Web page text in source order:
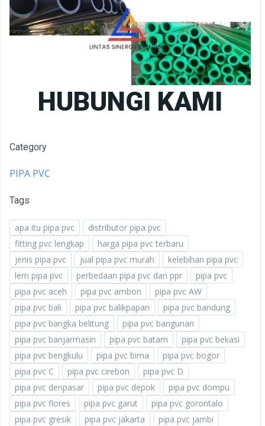
HUBUNGI KAMI
Category
PIPA PVC
Tags
apa itu pipa pvc
distributor pipa pvc
fitting pvc lengkap
harga pipa pvc terbaru
jenis pipa pvc
jual pipa pvc murah
kelebihan pipa pvc
lem pipa pvc
perbedaan pipa pvc dan ppr
pipa pvc
pipa pvc aceh
pipa pvc ambon
pipa pvc AW
pipa pvc bali
pipa pvc balikpapan
pipa pvc bandung
pipa pvc bangka belitung
pipa pvc bangunan
pipa pvc banjarmasin
pipa pvc batam
pipa pvc bekasi
pipa pvc bengkulu
pipa pvc bima
pipa pvc bogor
pipa pvc C
pipa pvc cirebon
pipa pvc D
pipa pvc denpasar
pipa pvc depok
pipa pvc dompu
pipa pvc flores
pipa pvc garut
pipa pvc gorontalo
pipa pvc gresik
pipa pvc jakarta
pipa pvc jambi